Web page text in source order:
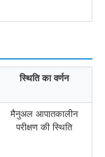
स्थिति का वर्णन
मैनुअल आपातकालीन
परीक्षण की स्थिति